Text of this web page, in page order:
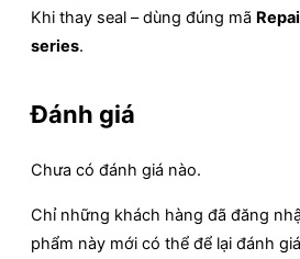
Khi thay seal – dùng đúng mã
series.
Đánh giá
Chưa có đánh giá nào.
Chỉ những khách hàng đã đăng
phẩm này mới có thể để lại đánh